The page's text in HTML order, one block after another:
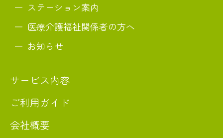
ステーション案内
医療介護福祉関係者の方へ
お知らせ
サービス内容
ご利用ガイド
会社概要